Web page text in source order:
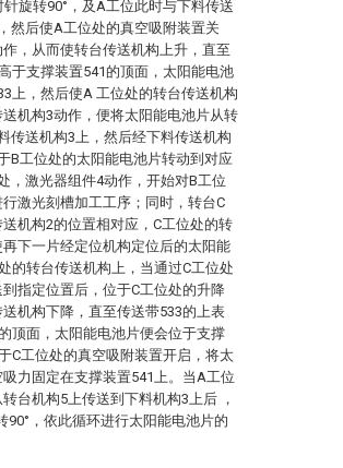
旋转90°，及A工位此时与下料传送
然后使A工位处的真空吸附装置关
，从而使转台传送机构上升，直至
于支撑装置541的顶面，太阳能电池
上，然后使A 工位处的转台传送机构
机构3动作，便将太阳能电池片从转
传送机构3上，然后经下料传送机构
B工位处的太阳能电池片转动到对应
，激光器组件4动作，开始对B工位
激光刻槽加工工序；同时，转台C
机构2的位置相对应，C工位处的转
下一片经定位机构定位后的太阳能
的转台传送机构上，当通过C工位处
指定位置后，位于C工位处的升降
机构下降，直至传送带533的上表
顶面，太阳能电池片便会位于支撑
C工位处的真空吸附装置开启，将太
力固定在支撑装置541上。当A工位
台机构5上传送到下料机构3上后 ，
90°，依此循环进行太阳能电池片的